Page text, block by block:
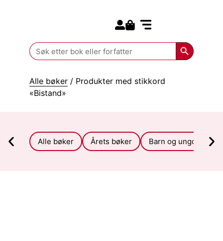
Search
for:
Search
Alle bøker / Produkter med stikkord
«Bistand»
Alle bøker Årets bøker Barn og ungdom